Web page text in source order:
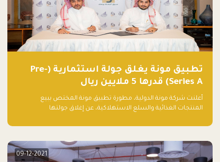
تطبيق مونة يغلق جولة استثمارية (Pre-
Series A) قدرها 5 ملايين ريال
أعلنت شركة مونة الدولية، مطورة تطبيق مونة المختص ببيع
المنتجات الغذائية والسلع الاستهلاكية، عن إغلاق جولتها
دولار أمريكي)، بقيادة شركتي دعم المنشآت المحدودة وتسارع القابضة
09-12-2021